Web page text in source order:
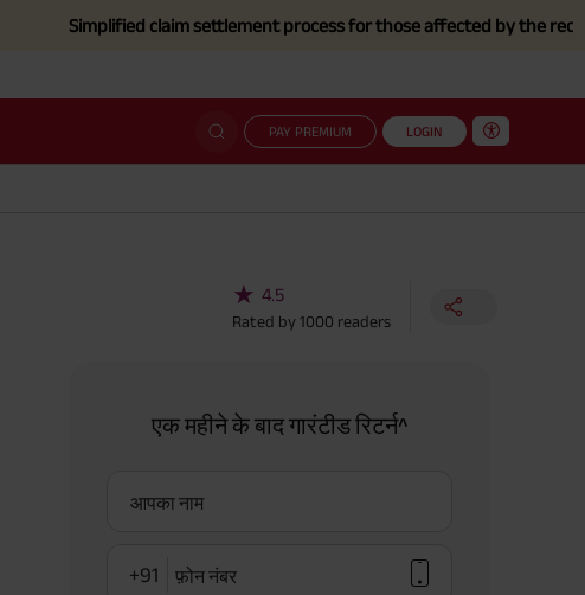
Simplified claim settlement process for those affected by the recent
PAY PREMIUM LOGIN
★ 4.5
Rated by 1000 readers
एक महीने के बाद गारंटीड रिटर्न^
आपका नाम
+91 फ़ोन नंबर